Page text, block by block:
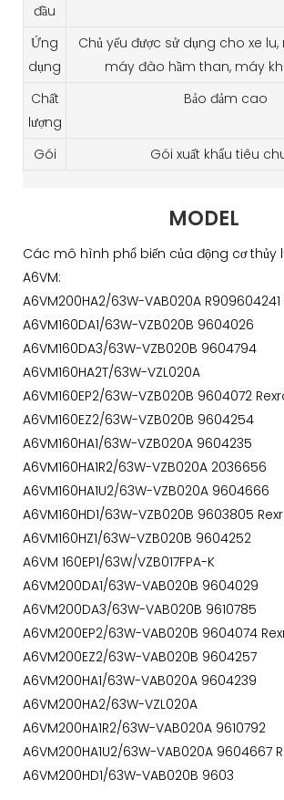
đầu
Ứng
dụng
Chủ yếu được sử dụng cho xe
máy đào hầm than, máy
Chất
lượng
Bảo đảm cao
Gói Gói xuất khẩu tiêu
MODEL
Các mô hình phổ biến của động cơ thủy
A6VM:
A6VM200HA2/63W-VAB020A R909604241
A6VM160DA1/63W-VZB020B 9604026
A6VM160DA3/63W-VZB020B 9604794
A6VM160HA2T/63W-VZL020A
A6VM160EP2/63W-VZB020B 9604072
A6VM160EZ2/63W-VZB020B 9604254
A6VM160HA1/63W-VZB020A 9604235
A6VM160HA1R2/63W-VZB020A 2036656
A6VM160HA1U2/63W-VZB020A 9604666
A6VM160HD1/63W-VZB020B 9603805
A6VM160HZ1/63W-VZB020B 9604252
A6VM 160EP1/63W/VZB017FPA-K
A6VM200DA1/63W-VAB020B 9604029
A6VM200DA3/63W-VAB020B 9610785
A6VM200EP2/63W-VAB020B 9604074
A6VM200EZ2/63W-VAB020B 9604257
A6VM200HA1/63W-VAB020A 9604239
A6VM200HA2/63W-VZL020A
A6VM200HA1R2/63W-VAB020A 9610792
A6VM200HA1U2/63W-VAB020A 9604667
A6VM200HD1/63W-VAB020B 9603